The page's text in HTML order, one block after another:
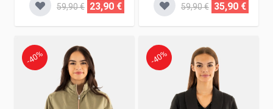
59,90 € 23,90 € 59,90 € 35,90 €
-40% -40%